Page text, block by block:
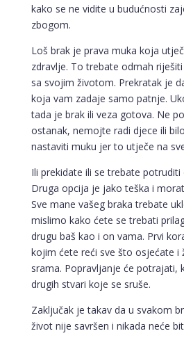
kako se ne vidite u budućnosti
zbogom.
Loš brak je prava muka koja
zdravlje. To trebate odmah
sa svojim životom. Prekratak je
koja vam zadaje samo patnje.
tada je brak ili veza gotova. Ne
ostanak, nemojte radi djece ili
nastaviti muku jer to utječe na
Ili prekidate ili se trebate
Druga opcija je jako teška i
Sve mane vašeg braka trebate
mislimo kako ćete se trebati
drugu baš kao i on vama. Prvi
kojim ćete reći sve što osjećate i
srama. Popravljanje će potrajati,
drugih stvari koje se sruše.
Zaključak je takav da u svakom
život nije savršen i nikada neće